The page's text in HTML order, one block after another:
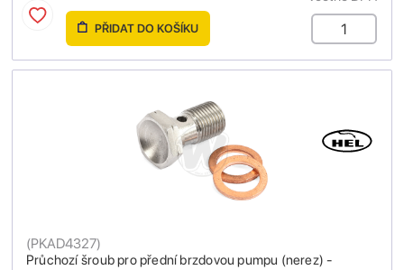
PŘIDAT DO KOŠÍKU
Průchozí šroub pro přední brzdovou pumpu (nerez) -
(PKAD4327)